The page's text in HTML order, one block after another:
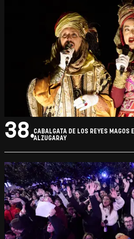
37.CABALGATA DE LOS REYES MAGOS
ALZUGARAY